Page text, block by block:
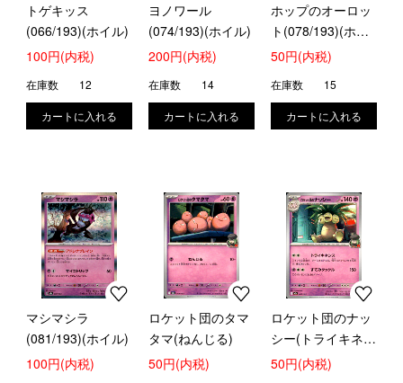
トゲキッス
(066/193)(ホイル)
100円(内税)
在庫数 12
ヨノワール
(074/193)(ホイル)
200円(内税)
在庫数 14
ホップのオーロッ
ト(078/193)(ホイ
ル)
50円(内税)
在庫数 15
マシマシラ
(081/193)(ホイル)
100円(内税)
ロケット団のタマ
タマ(ねんじる)
50円(内税)
ロケット団のナッ
シー(トライキネシ
ス/すてみタック
50円(内税)